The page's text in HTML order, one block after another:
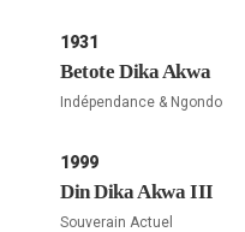
1931
Betote Dika Akwa
Indépendance & Ngondo
1999
Din Dika Akwa III
Souverain Actuel